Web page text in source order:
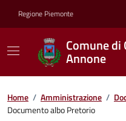
Regione Piemonte
Comune di
Annone
Home / Amministrazione /
Documento albo Pretorio